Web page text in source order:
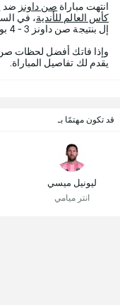
انتهت مباراة صن داونز ضد
كأس العالم للأندية
إل بنتيجة صن داونز 3 - 4 بوروسيا دورتموند.
يقدم لك تفاصيل المباراة.
قد تكون مهتمًا بـ
ليونيل ميسي
انتر ميامي